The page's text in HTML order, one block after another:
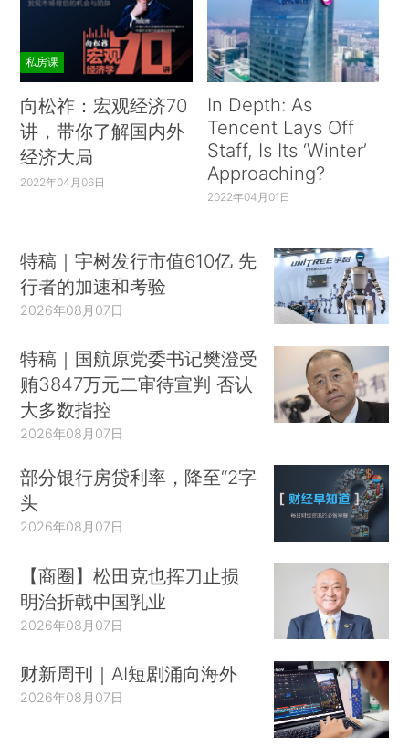
私房课
向松祚：宏观经济70
讲，带你了解国内外
经济大局
2022年04月06日
In Depth: As
Tencent Lays Off
Staff, Is Its ‘Winter’
Approaching?
2022年04月01日
特稿｜宇树发行市值610亿 先
行者的加速和考验
2026年08月07日
特稿｜国航原党委书记樊澄受
贿3847万元二审待宣判 否认
大多数指控
2026年08月07日
部分银行房贷利率，降至“2字
头
2026年08月07日
【商圈】松田克也挥刀止损
明治折戟中国乳业
2026年08月07日
财新周刊｜AI短剧涌向海外
2026年08月07日